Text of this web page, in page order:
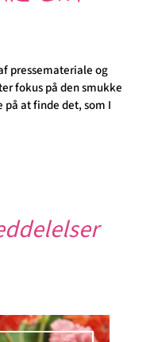
pressemateriale og
fokus på den smukke
at finde det, som I